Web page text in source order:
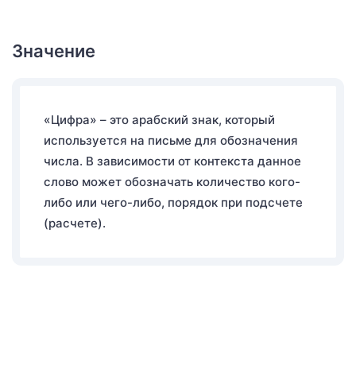
Значение
«Цифра» – это арабский знак, который
используется на письме для обозначения
числа. В зависимости от контекста данное
слово может обозначать количество кого-
либо или чего-либо, порядок при подсчете
(расчете).